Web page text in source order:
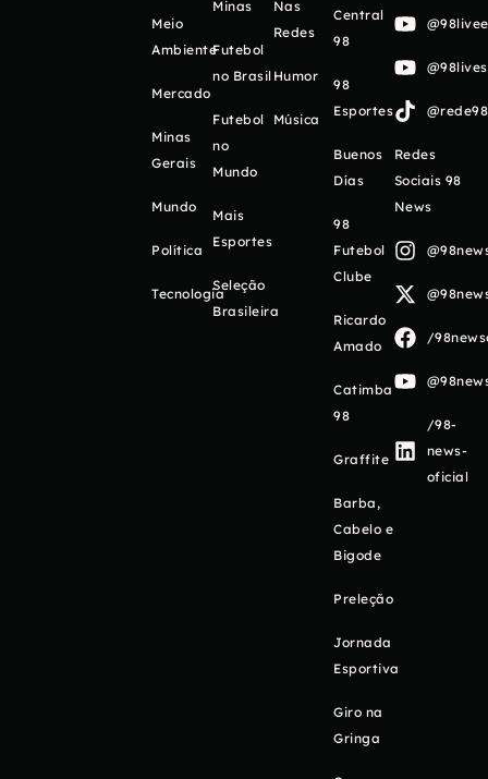
Meio
Ambiente
Mercado
Minas
Gerais
Mundo
Política
Tecnologia
Minas
Futebol
no Brasil
Futebol
no
Mundo
Mais
Esportes
Seleção
Brasileira
Nas
Redes
Humor
Música
Central
98
98
Esportes
Buenos
Días
98
Futebol
Clube
Ricardo
Amado
Catimba
98
Graffite
Barba,
Cabelo e
Bigode
Preleção
Jornada
Esportiva
Giro na
Gringa
Redes
Sociais 98
News
/
/98-
news-
oficial